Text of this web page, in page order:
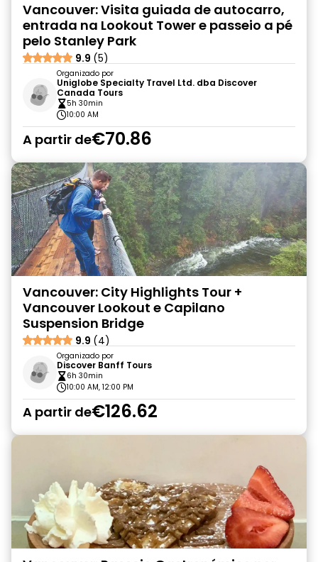
Vancouver: Visita guiada de autocarro,
entrada na Lookout Tower e passeio a pé
pelo Stanley Park
9.9 (5)
Organizado por
Uniglobe Specialty Travel Ltd. dba Discover
Canada Tours
5h 30min
10:00 AM
A partir de€70.86
Vancouver: City Highlights Tour +
Vancouver Lookout e Capilano
Suspension Bridge
9.9 (4)
Organizado por
Discover Banff Tours
6h 30min
10:00 AM, 12:00 PM
A partir de€126.62